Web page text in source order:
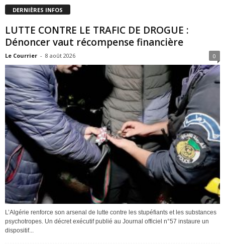
DERNIÈRES INFOS
LUTTE CONTRE LE TRAFIC DE DROGUE :
Dénoncer vaut récompense financière
Le Courrier - 8 août 2026 0
L’Algérie renforce son arsenal de lutte contre les stupéfiants et les substances
psychotropes. Un décret exécutif publié au Journal officiel n°57 instaure un
dispositif...